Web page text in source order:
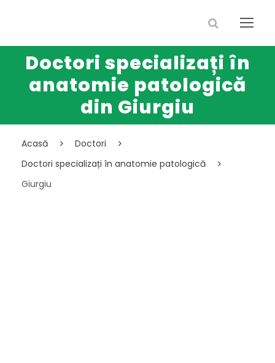
Doctori specializați în
anatomie patologică
din Giurgiu
Acasă
Doctori
Doctori specializați în anatomie patologică
Giurgiu